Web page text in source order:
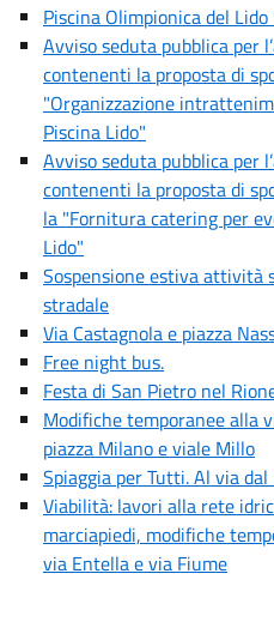
Piscina Olimpionica del Lido
Avviso seduta pubblica per
contenenti la proposta di
"Organizzazione
Piscina Lido"
Avviso seduta pubblica per
contenenti la proposta di
la "Fornitura catering per
Lido"
Sospensione estiva attività
stradale
Via Castagnola e piazza
Free night bus.
Festa di San Pietro nel
Modifiche temporanee alla
piazza Milano e viale Millo
Spiaggia per Tutti. Al via
Viabilità: lavori alla rete
marciapiedi, modifiche
via Entella e via Fiume